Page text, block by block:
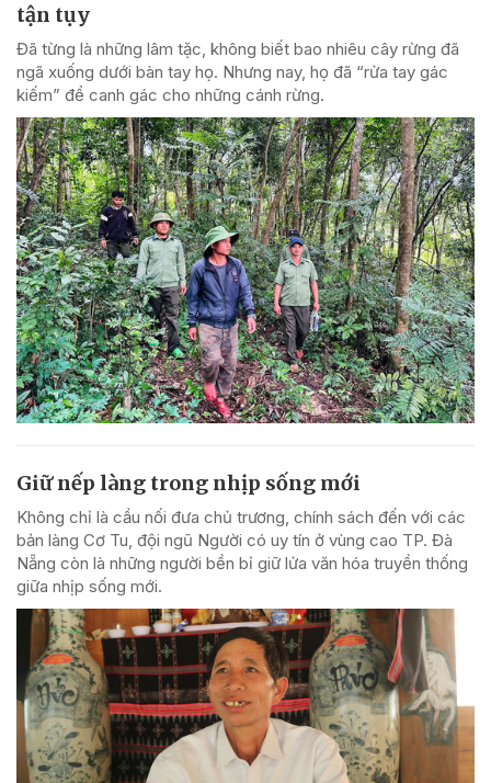
tận tụy
Đã từng là những lâm tặc, không biết bao nhiêu cây rừng đã
ngã xuống dưới bàn tay họ. Nhưng nay, họ đã “rửa tay gác
kiếm” để canh gác cho những cánh rừng.
Giữ nếp làng trong nhịp sống mới
Không chỉ là cầu nối đưa chủ trương, chính sách đến với các
bản làng Cơ Tu, đội ngũ Người có uy tín ở vùng cao TP. Đà
Nẵng còn là những người bền bỉ giữ lửa văn hóa truyền thống
giữa nhịp sống mới.